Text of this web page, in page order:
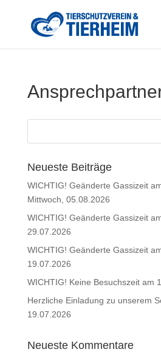
Neueste Beiträge
WICHTIG! Geänderte Gassizeit
Mittwoch, 05.08.2026
WICHTIG! Geänderte Gassizeit
29.07.2026
WICHTIG! Geänderte Gassizeit
19.07.2026
WICHTIG! Keine Besuchszeit am
Herzliche Einladung zu unserem
19.07.2026
Neueste Kommentare